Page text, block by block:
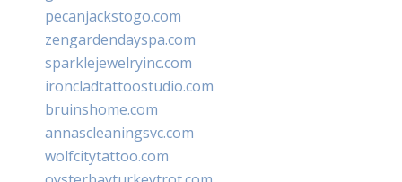
pecanjackstogo.com
zengardendayspa.com
sparklejewelryinc.com
ironcladtattoostudio.com
bruinshome.com
annascleaningsvc.com
wolfcitytattoo.com